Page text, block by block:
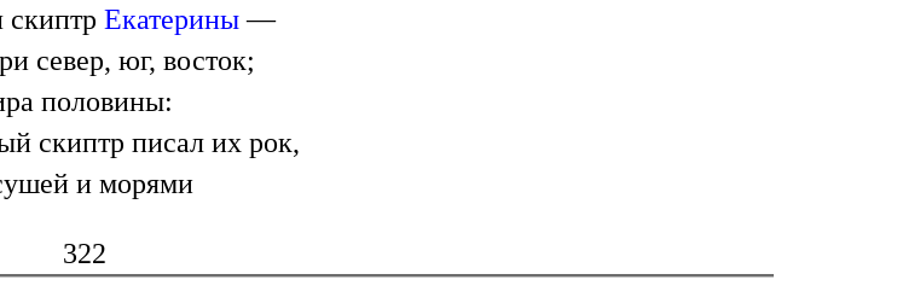
Екатерины—
север, юг, восток;
половины:
скиптр писал их рок,
и морями
322